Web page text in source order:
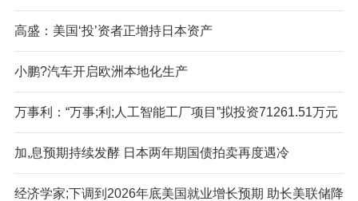
高盛：美国‘投’资者正增持日本资产
小鹏?汽车开启欧洲本地化生产
万事利：“万事;利;人工智能工厂项目”拟投资71261.51万元
加,息预期持续发酵 日本两年期国债拍卖再度遇冷
经济学家;下调到2026年底美国就业增长预期 助长美联储降